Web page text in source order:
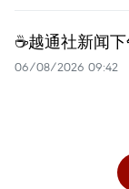
☕️越通社新闻
06/08/2026 09:42